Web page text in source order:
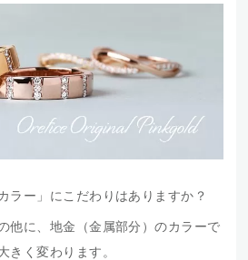
ラー」にこだわりはありますか？
他に、地金（金属部分）のカラーで
きく変わります。